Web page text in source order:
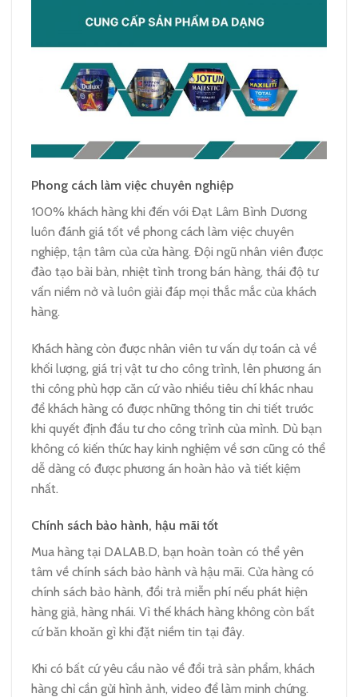
Phong cách làm việc chuyên nghiệp
100% khách hàng khi đến với Đạt Lâm Bình Dương
luôn đánh giá tốt về phong cách làm việc chuyên
nghiệp, tận tâm của cửa hàng. Đội ngũ nhân viên được
đào tạo bài bản, nhiệt tình trong bán hàng, thái độ tư
vấn niềm nở và luôn giải đáp mọi thắc mắc của khách
hàng.
Khách hàng còn được nhân viên tư vấn dự toán cả về
khối lượng, giá trị vật tư cho công trình, lên phương án
thi công phù hợp căn cứ vào nhiều tiêu chí khác nhau
để khách hàng có được những thông tin chi tiết trước
khi quyết định đầu tư cho công trình của mình. Dù bạn
không có kiến thức hay kinh nghiệm về sơn cũng có thể
dễ dàng có được phương án hoàn hảo và tiết kiệm
nhất.
Chính sách bảo hành, hậu mãi tốt
Mua hàng tại DALAB.D, bạn hoàn toàn có thể yên
tâm về chính sách bảo hành và hậu mãi. Cửa hàng có
chính sách bảo hành, đổi trả miễn phí nếu phát hiện
hàng giả, hàng nhái. Vì thế khách hàng không còn bất
cứ băn khoăn gì khi đặt niềm tin tại đây.
Khi có bất cứ yêu cầu nào về đổi trả sản phẩm, khách
hàng chỉ cần gửi hình ảnh, video để làm minh chứng.